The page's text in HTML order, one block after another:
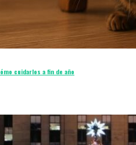
cuidarlos a fin de año